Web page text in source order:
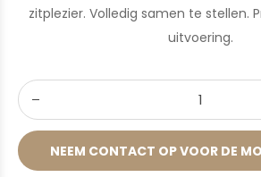
zitplezier. Volledig samen te stellen.
uitvoering.
NEEM CONTACT OP VOOR DE